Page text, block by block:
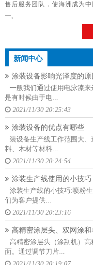
售后服务团队，使海洲成为
一。
新闻中心
涂装设备影响光泽度的
一般我们通过使用电泳漆
是有时候由于电...
2021/11/30 20:25:43
涂装设备的优点有哪些
装设备生产线工作范围大
料、木材等材料...
2021/11/30 20:24:54
涂装生产线使用的小技巧
涂装生产线的小技巧:喷粉
们为客户提供...
2021/11/30 20:23:16
高精密涂层头、双网涂
高精密涂层头（涂刮机）
面。通过调节刀片...